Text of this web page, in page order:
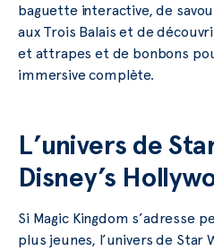
baguette interactive, de
aux Trois Balais et de
et attrapes et de bonbons
immersive complète.
L’univers de
Disney’s
Si Magic Kingdom s’adresse
plus jeunes, l’univers de Star